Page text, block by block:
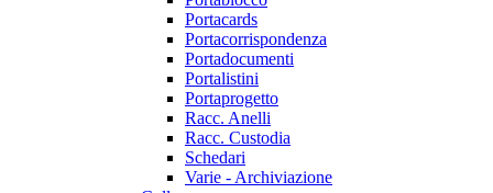
Portacards
Portacorrispondenza
Portadocumenti
Portalistini
Portaprogetto
Racc. Anelli
Racc. Custodia
Schedari
Varie - Archiviazione